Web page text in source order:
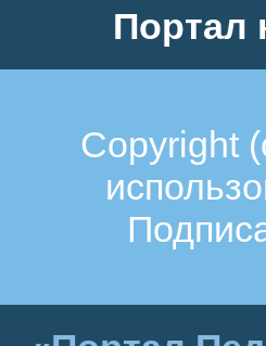
Портал
Copyright